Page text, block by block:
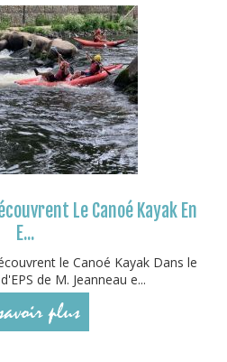
Le Canoé Kayak En
E...
le Canoé Kayak Dans le
de M. Jeanneau e...
plus